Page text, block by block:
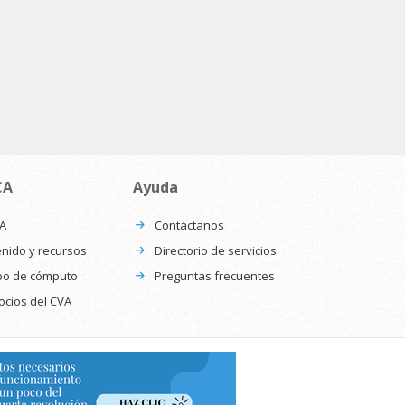
y recursos
de cómputo
del CVA
Ayuda
Contáctanos
Directorio de servicios
Preguntas frecuentes